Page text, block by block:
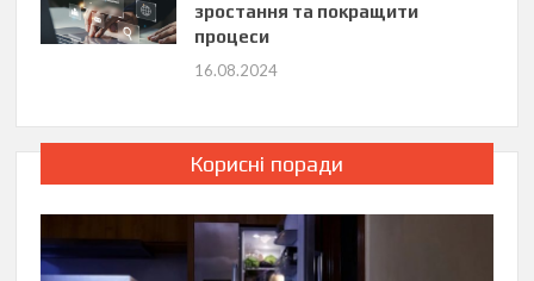
зростання та покращити
процеси
16.08.2024
Корисні поради